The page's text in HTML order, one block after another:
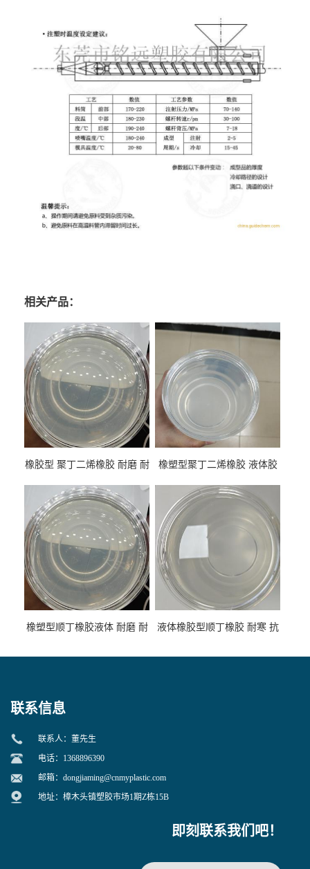
相关产品：
橡胶型 聚丁二烯橡胶 耐磨 耐
性
橡塑型聚丁二烯橡胶 液体胶
专用
橡塑型顺丁橡胶液体 耐磨 耐
液体橡胶型顺丁橡胶 耐寒 抗
联系信息
联系人：董先生
电话：1368896390
邮箱： dongjiaming@cnmyplastic.com
地址：樟木头镇塑胶市场1期Z栋15B
即刻联系我们吧！